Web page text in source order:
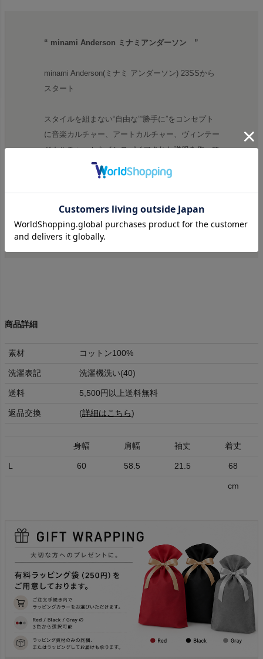
“ minami Anderson ミナミアンダーソン ”
minami Anderson(ミナミ アンダーソン) 23SSから
スタート
スタイルを組まない“自由な”“勝手に”をコンセプト
に音楽カルチャー、アートカルチャー、ヴィンテー
ジカルチャーからインスパイアされた洋服を作って
モノ1つよりアイテムでの世界観を大切に、
ノリとフリと×××でゆるくをモットーに。。
商品詳細
素材 コットン100%
洗濯表記 洗濯機洗い(40)
送料 5,500円以上送料無料
返品交換 (詳細はこちら)
身幅 肩幅 袖丈 着丈
L 60 58.5 21.5 68
cm